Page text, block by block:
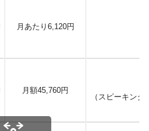
月あたり6,120円
月額45,760円
（スピーキン